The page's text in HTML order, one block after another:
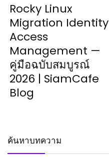
Rocky Linux
Migration Identity
Access
Management —
คู่มือฉบับสมบูรณ์
2026 | SiamCafe
Blog
ค้นหาบทความ